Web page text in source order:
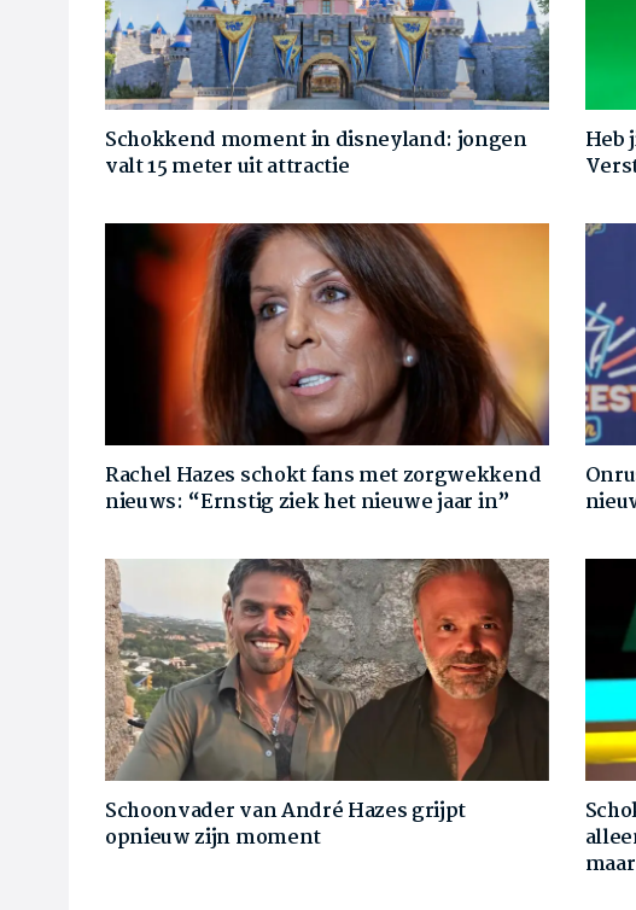
Schokkend moment in disneyland: jongen
valt 15 meter uit attractie
Heb
Rachel Hazes schokt fans met zorgwekkend
nieuws: “Ernstig ziek het nieuwe jaar in”
Schoonvader van André Hazes grijpt
opnieuw zijn moment